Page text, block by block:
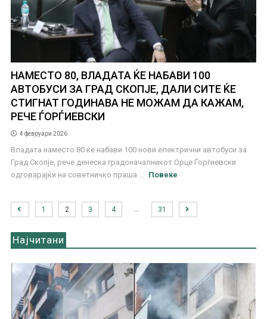
НАМЕСТО 80, ВЛАДАТА ЌЕ НАБАВИ 100
АВТОБУСИ ЗА ГРАД СКОПЈЕ, ДАЛИ СИТЕ ЌЕ
СТИГНАТ ГОДИНАВА НЕ МОЖАМ ДА КАЖАМ,
РЕЧЕ ЃОРЃИЕВСКИ
4 февруари 2026
Владата наместо 80 ќе набави 100 нови електрични автобуси за
Град Скопје, рече денеска градоначалникот Орце Ѓорѓиевски
одговарајќи на советничко праша ...
Повеќе
1 2 3 4 31
Најчитани